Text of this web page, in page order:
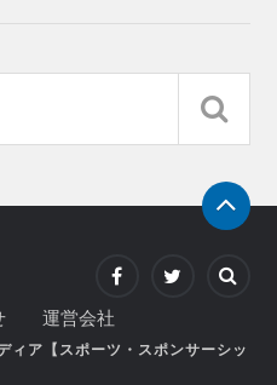
運営会社
ィア【スポーツ・スポンサーシッ